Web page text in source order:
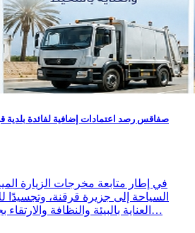
صفاقس رصد اعتمادات إضافية لفائدة بلدية
في إطار متابعة مخرجات الزيارة
السياحة إلى جزيرة قرقنة، وتجسيدًا
العناية بالبيئة والنظافة والارتقاء بجودة المحيط السياحي، تم…